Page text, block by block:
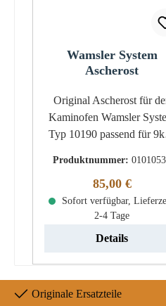
Wamsler System
Ascherost
Original Ascherost für den
Kaminofen Wamsler
Typ 10190 passend für 9kW
Eckdaten: Kaminrost,
Rostgitter Maße (B/L/H)
mm x 180 mm x 15 mm
Durchmesser 180 mm
Produktnummer:
Regulärer
85,00 €
Sofort verfügbar,
2-4 Tage
Details
Originale Ersatzteile